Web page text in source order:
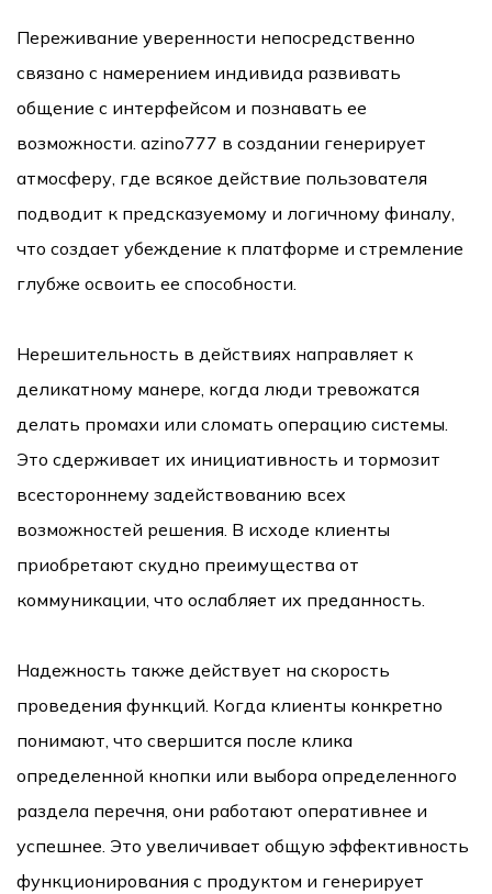
Переживание уверенности непосредственно
связано с намерением индивида развивать
общение с интерфейсом и познавать ее
возможности. azino777 в создании генерирует
атмосферу, где всякое действие пользователя
подводит к предсказуемому и логичному финалу,
что создает убеждение к платформе и стремление
глубже освоить ее способности.
Нерешительность в действиях направляет к
деликатному манере, когда люди тревожатся
делать промахи или сломать операцию системы.
Это сдерживает их инициативность и тормозит
всестороннему задействованию всех
возможностей решения. В исходе клиенты
приобретают скудно преимущества от
коммуникации, что ослабляет их преданность.
Надежность также действует на скорость
проведения функций. Когда клиенты конкретно
понимают, что свершится после клика
определенной кнопки или выбора определенного
раздела перечня, они работают оперативнее и
успешнее. Это увеличивает общую эффективность
функционирования с продуктом и генерирует